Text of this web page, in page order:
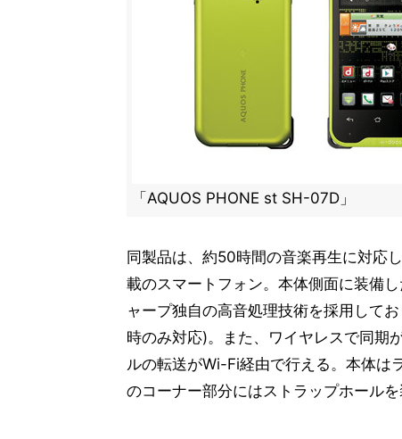
「AQUOS PHONE st SH-07D」
同製品は、約50時間の音楽再生に対応
載のスマートフォン。本体側面に装備
ャープ独自の高音処理技術を採用して
時のみ対応)。また、ワイヤレスで同期
ルの転送がWi-Fi経由で行える。本体は
のコーナー部分にはストラップホールを